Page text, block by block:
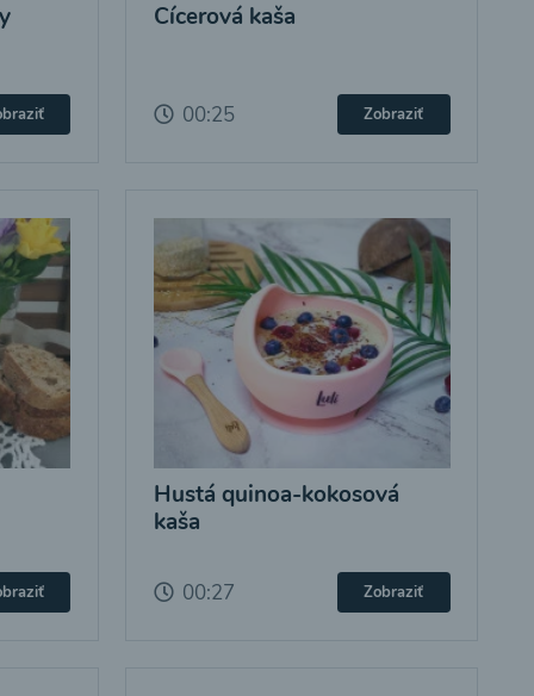
Cícerová kaša
00:25 Zobraziť
Hustá quinoa-kokosová
kaša
00:27 Zobraziť